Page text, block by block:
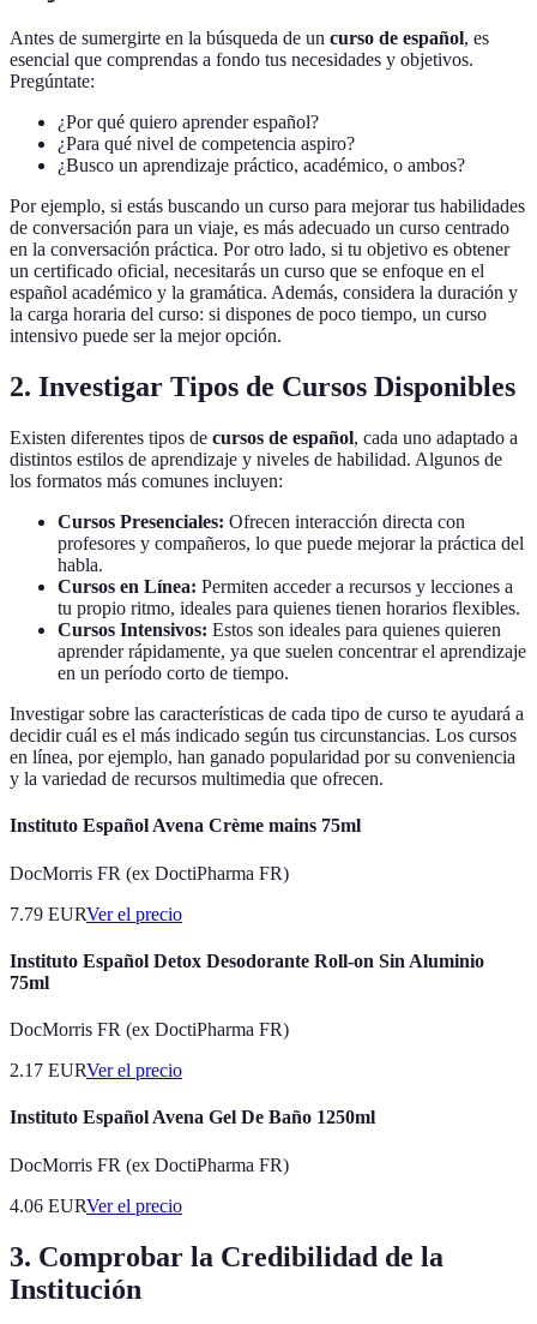
Antes de sumergirte en la búsqueda de un curso de español, es
esencial que comprendas a fondo tus necesidades y objetivos.
Pregúntate:
¿Por qué quiero aprender español?
¿Para qué nivel de competencia aspiro?
¿Busco un aprendizaje práctico, académico, o ambos?
Por ejemplo, si estás buscando un curso para mejorar tus habilidades
de conversación para un viaje, es más adecuado un curso centrado
en la conversación práctica. Por otro lado, si tu objetivo es obtener
un certificado oficial, necesitarás un curso que se enfoque en el
español académico y la gramática. Además, considera la duración y
la carga horaria del curso: si dispones de poco tiempo, un curso
intensivo puede ser la mejor opción.
2. Investigar Tipos de Cursos Disponibles
Existen diferentes tipos de cursos de español, cada uno adaptado a
distintos estilos de aprendizaje y niveles de habilidad. Algunos de
los formatos más comunes incluyen:
Cursos Presenciales: Ofrecen interacción directa con
profesores y compañeros, lo que puede mejorar la práctica del
habla.
Cursos en Línea: Permiten acceder a recursos y lecciones a
tu propio ritmo, ideales para quienes tienen horarios flexibles.
Cursos Intensivos: Estos son ideales para quienes quieren
aprender rápidamente, ya que suelen concentrar el aprendizaje
en un período corto de tiempo.
Investigar sobre las características de cada tipo de curso te ayudará a
decidir cuál es el más indicado según tus circunstancias. Los cursos
en línea, por ejemplo, han ganado popularidad por su conveniencia
y la variedad de recursos multimedia que ofrecen.
Instituto Español Avena Crème mains 75ml
DocMorris FR (ex DoctiPharma FR)
7.79 EURVer el precio
Instituto Español Detox Desodorante Roll-on Sin Aluminio
75ml
DocMorris FR (ex DoctiPharma FR)
2.17 EURVer el precio
Instituto Español Avena Gel De Baño 1250ml
DocMorris FR (ex DoctiPharma FR)
4.06 EURVer el precio
3. Comprobar la Credibilidad de la
Institución